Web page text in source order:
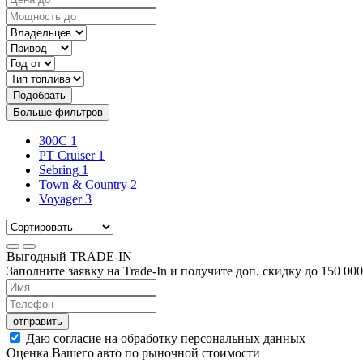
Подобрать
Больше фильтров
300C 1
PT Cruiser 1
Sebring 1
Town & Country 2
Voyager 3
Выгодный TRADE-IN
Заполните заявку на Trade-In и получите доп. скидку до 150 000
отправить
Даю согласие на обработку персональных данных
Оценка Вашего авто по рыночной стоимости